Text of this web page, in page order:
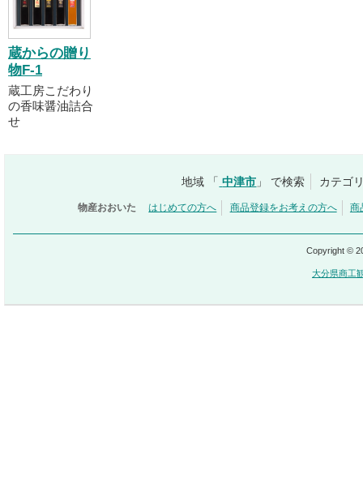
蔵からの贈り
物F-1
蔵工房こだわり
の香味醤油詰合
せ
地域 「 中津市 」 で検索 カテゴ
物産おおいた はじめての方へ 商品登録をお考えの方へ 商
Copyright ©
大分県商工